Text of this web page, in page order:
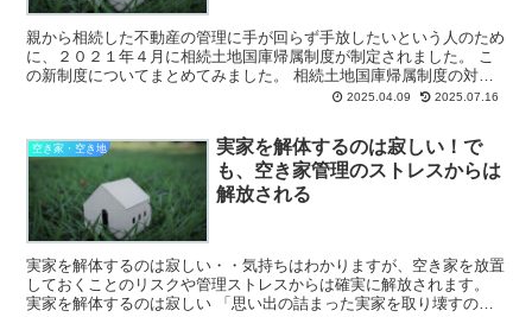
親から相続した不動産の管理に手が回らず手放したいという人のため
に、２０２１年４月に相続土地国庫帰属制度が制定されました。 こ
の新制度についてまとめてみました。 相続土地国庫帰属制度の対象
となるのは土地のみ 相続土地国庫帰属制度の利...2025.04.09 2025.07.16
空き家・空き地
実家を解体するのは寂しい！で
も、空き家管理のストレスからは
解放される
実家を解体するのは寂しい・・気持ちはわかりますが、空き家を放置
しておくことのリスクや管理ストレスからは確実に解放されます。
実家を解体するのは寂しい 「思い出の詰まった実家を取り壊すのは